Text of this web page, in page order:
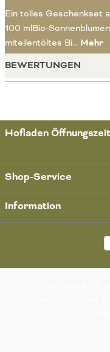
Ein tolles Geschenkset
100 mlBio-
mlteilentöltes Bi… Mehr
BEWERTUNGEN
Hofladen
Shop-Service
Information